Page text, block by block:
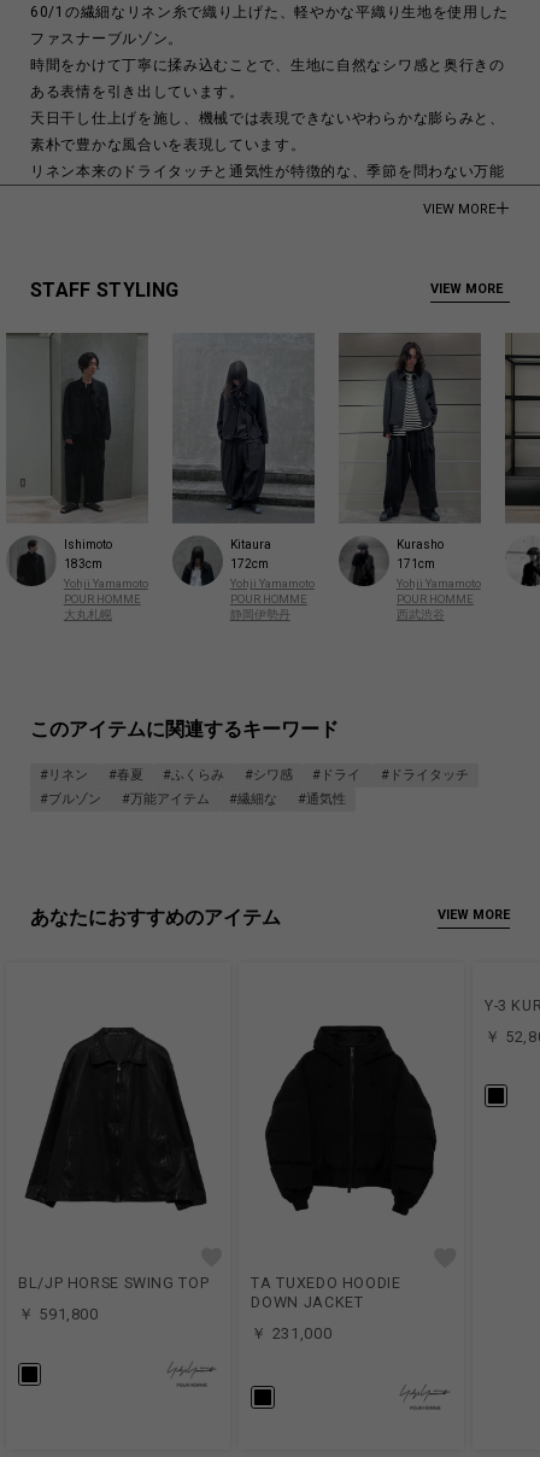
60/1の繊細なリネン糸で織り上げた、軽やかな平織り生地を使用した
ファスナーブルゾン。
時間をかけて丁寧に揉み込むことで、生地に自然なシワ感と奥行きの
ある表情を引き出しています。
天日干し仕上げを施し、機械では表現できないやわらかな膨らみと、
素朴で豊かな風合いを表現しています。
リネン本来のドライタッチと通気性が特徴的な、季節を問わない万能
100% Flax
商品についてよくあるお問い合わせはこちら
VIEW MORE
STAFF STYLING VIEW MORE
Ishimoto
183cm
Yohji Yamamoto
POUR HOMME
大丸札幌
Kitaura
172cm
Yohji Yamamoto
POUR HOMME
静岡伊勢丹
Kurasho
171cm
Yohji Yamamoto
POUR HOMME
西武渋谷
このアイテムに関連するキーワード
#リネン #春夏 #ふくらみ #シワ感 #ドライ
#ドライタッチ
#ブルゾン
#万能アイテム #繊細な #通気性
あなたにおすすめのアイテム VIEW MORE
BL/JP HORSE SWING TOP
￥ 591,800
TA TUXEDO HOODIE
DOWN JACKET
￥ 231,000
Y-3
￥